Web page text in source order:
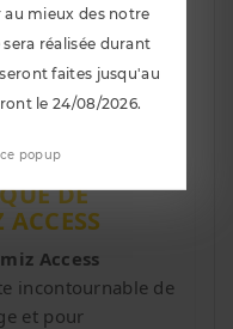
/ 275(Moteur 2.0
Sport, Châssis
GP - Années 2009
ET LA
DE
Access
incontournable de
et pour
mieux des notre
réalisée durant
faites jusqu'au
le 24/08/2026.
popup